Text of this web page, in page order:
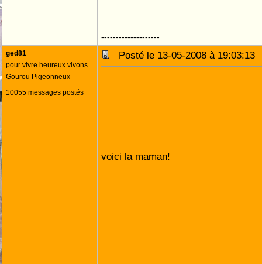
--------------------
ged81
pour vivre heureux vivons
Gourou Pigeonneux
10055 messages postés
Posté le 13-05-2008 à
voici la maman!